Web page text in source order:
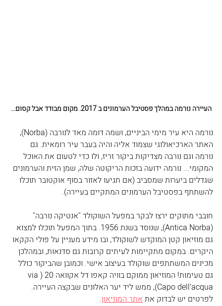
העיירה נורמה במהלך פסטיבל הערמונים ב 2017. מקום מבודד אבל קסום...
נורמה היא עיר מימי הביניים, ושמה דומה מאד לנורבה (Norba),
האתר הארכיאולוגי שצמוד אליה והיה בעבר עיר רומאית. גם
נורמה וגם נורבה מצדיקות ביקור זריז, ולו כדי לטעום את האוכל
המקומי... נורמה ידועה בזכות הריקוטה שלה, שמן הזית והערמונים
שגדלים ביערות שמסביב (אם תגיעו לאזור בסוף אוקטובר תוכלו
להשתתף בפסטיבל הערמונים המתקיים בעיירה).
חובבי מתוקים ירצו לבקר במפעל השוקולד "אנטיקה נורבה"
(Antica Norba), שנוסד בשנת 1956. בתוך המפעל תוכלו למצוא
גם מוזיאון קטן המוקדש לשוקולד, ובו מידע מעניין על פולי הקקאו
היקרים. במקום מתקיימות לעיתים קרובות גם סדנאות, ובמהלכן
מכינים המשתתפים שוקולד בעיצוב אישי. וכמובן שהביקור כולל
גם טעימות! המוזיאון ממוקם בוויה קאפו דל אקוואה 20 (via
Capo dell’acqua), ממש ליד יער האלונים שבקצה העיירה.
לפרטים יש לבדוק את אתר המוזיאון.